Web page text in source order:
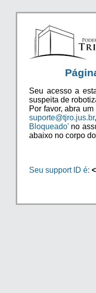
Seu acesso a
suspeita de
Por favor, abra
suporte@tjro.jus.br
Bloqueado' no
abaixo no corpo
Seu support ID é: